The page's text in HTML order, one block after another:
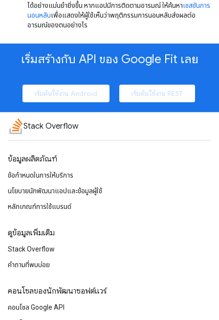
ได้อย่างแม่นยํายิ่งขึ้น หากแอปมีการติดตามอารมณ์ ให้ค้นหาเซสชันการ
นอนหลับเพื่อแสดงให้ผู้ใช้เห็นว่าพฤติกรรมการนอนหลับส่งผลต่อ
อารมณ์ของตนอย่างไร
เริ่มสร้างกับ API ของ Google Fit เลย
เริ่มต้นใช้งาน Android เริ่มต้นใช้งาน REST
Stack Overflow
ข้อมูลผลิตภัณฑ์
ข้อกำหนดในการให้บริการ
นโยบายนักพัฒนาแอปและข้อมูลผู้ใช้
หลักเกณฑ์การใช้แบรนด์
ดูข้อมูลเพิ่มเติม
Stack Overflow
คำถามที่พบบ่อย
คอนโซลของนักพัฒนาซอฟต์แวร์
คอนโซล Google API